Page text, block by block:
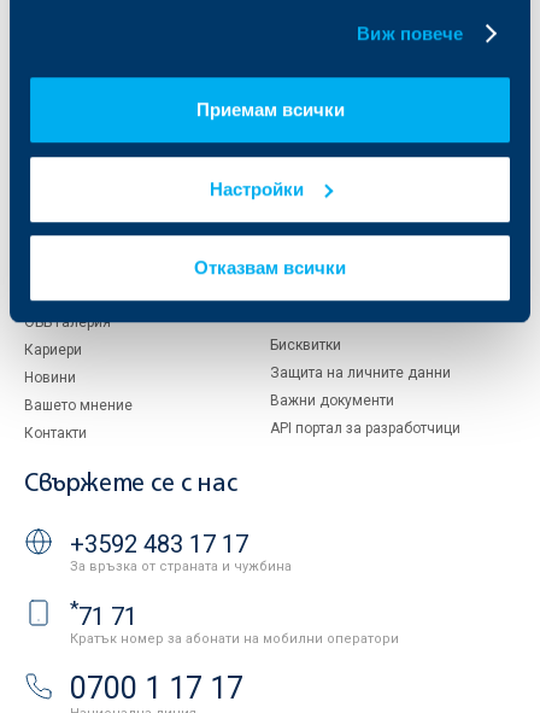
Виж повече
Приемам всички
Настройки
Отказвам всички
За акционери
Отчети и анализи
ОББ Галерия
Кариери
Новини
Вашето мнение
Контакти
Групата на KBC
ОББ Пенсионно осигуряване
ОББ Асет мениджмънт
Продажба на имоти
Бисквитки
Защита на личните данни
Важни документи
API портал за разработчици
Свържете се с нас
+3592 483 17 17
За връзка от страната и чужбина
*71 71
Кратък номер за абонати на мобилни оператори
0700 1 17 17